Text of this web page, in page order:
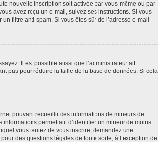
nouvelle inscription soit activée par vous-même ou par
avez reçu un e-mail, suivez ses instructions. Si vous
filtre anti-spam. Si vous êtes sûr de l’adresse e-mail
Il est possible aussi que l’administrateur ait
pas pour réduire la taille de la base de données. Si cela
pouvant recueillir des informations de mineurs de
permettant d’identifier un mineur de moins
vous tentez de vous inscrire, demandez une
des questions légales de toute sorte, à l’exception de